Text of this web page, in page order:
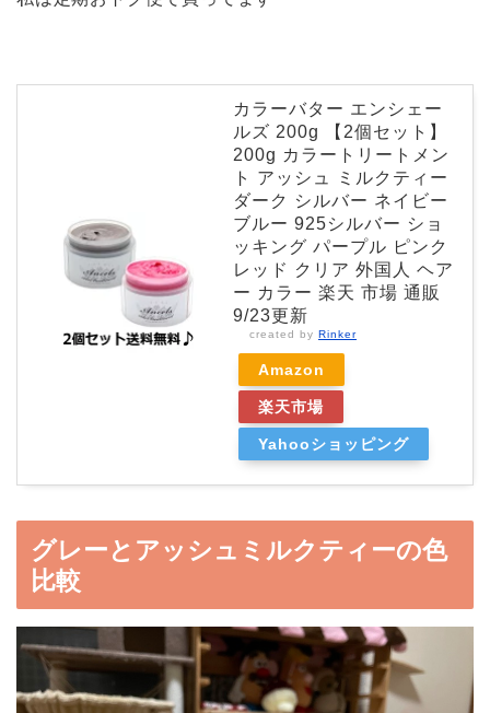
カラーバター エンシェー
ルズ 200g 【2個セット】
200g カラートリートメン
ト アッシュ ミルクティー
ダーク シルバー ネイビー
ブルー 925シルバー ショ
ッキング パープル ピンク
レッド クリア 外国人 ヘア
ー カラー 楽天 市場 通販
9/23更新
created by Rinker
Amazon
楽天市場
Yahooショッピング
グレーとアッシュミルクティーの色
比較